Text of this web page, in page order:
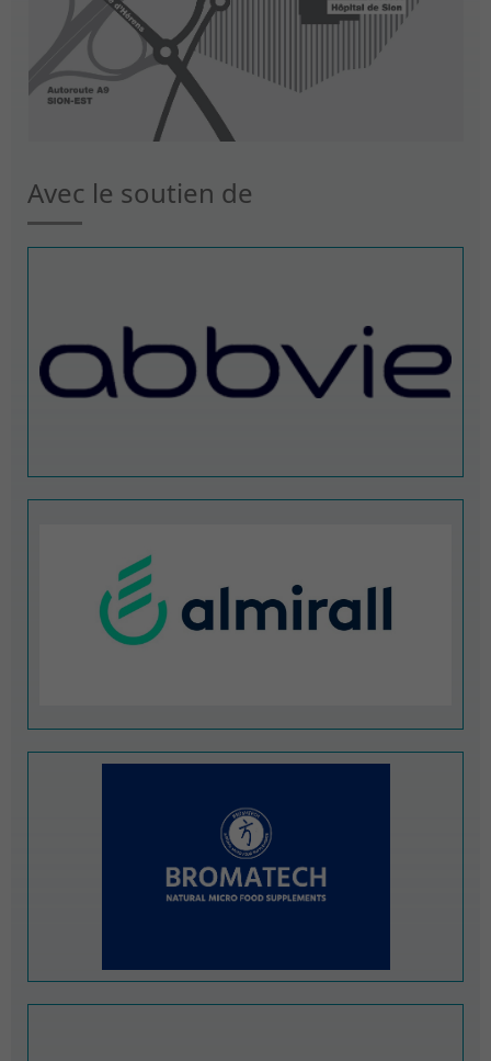
Avec le soutien de